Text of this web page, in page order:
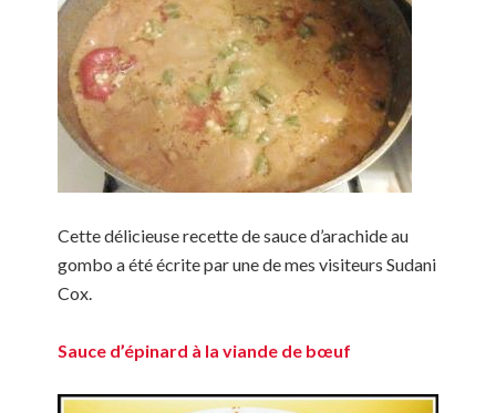
Cette délicieuse recette de sauce d’arachide au
gombo a été écrite par une de mes visiteurs Sudani
Cox.
Sauce d’épinard à la viande de bœuf